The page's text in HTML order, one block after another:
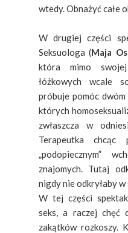
wtedy. Obnażyć całe
W drugiej części
Seksuologa (Maja
która mimo
łóżkowych wcale
próbuje pomóc dwóm
których
zwłaszcza w
Terapeutka
„podopiecznym”
znajomych. Tutaj
nigdy nie odkryłaby w
W tej części
seks, a raczej chęć
zakątków rozkoszy.